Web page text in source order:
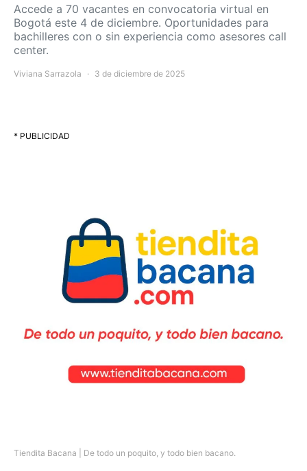
Accede a 70 vacantes en convocatoria virtual en
Bogotá este 4 de diciembre. Oportunidades para
bachilleres con o sin experiencia como asesores call
center.
Viviana Sarrazola 3 de diciembre de 2025
* PUBLICIDAD
Tiendita Bacana | De todo un poquito, y todo bien bacano.